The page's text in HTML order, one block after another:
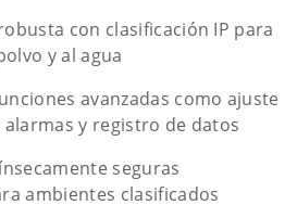
con clasificación IP para
y al agua
avanzadas como ajuste
alarmas y registro de datos
seguras
ambientes clasificados